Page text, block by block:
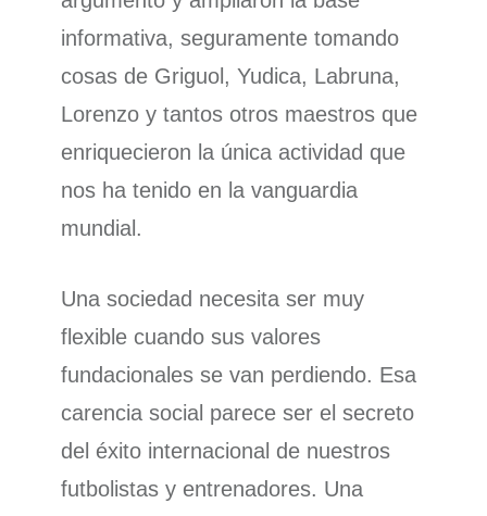
informativa, seguramente tomando
cosas de Griguol, Yudica, Labruna,
Lorenzo y tantos otros maestros que
enriquecieron la única actividad que
nos ha tenido en la vanguardia
mundial.
Una sociedad necesita ser muy
flexible cuando sus valores
fundacionales se van perdiendo. Esa
carencia social parece ser el secreto
del éxito internacional de nuestros
futbolistas y entrenadores. Una